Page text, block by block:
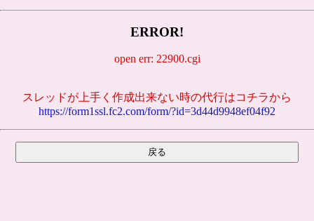
ERROR!
open err: 22900.cgi
スレッドが上手く作成出来ない時の代行はコチラから
https://form1ssl.fc2.com/form/?id=3d44d9948ef04f92